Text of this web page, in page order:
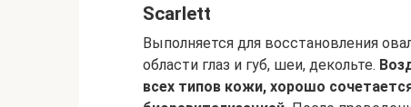
Scarlett
Выполняется для восстановления
области глаз и губ, шеи, декольте.
всех типов кожи, хорошо